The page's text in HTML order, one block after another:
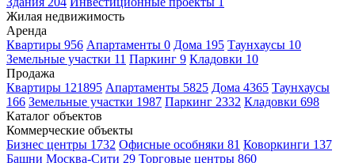
Жилая недвижимость
Аренда
Квартиры 956 Апартаменты 0 Дома 195 Таунхаусы 10
Земельные участки 11 Паркинг 9 Кладовки 10
Продажа
Квартиры 121895 Апартаменты 5825 Дома 4365 Таунхаусы
166 Земельные участки 1987 Паркинг 2332 Кладовки 698
Каталог объектов
Коммерческие объекты
Бизнес центры 1732 Офисные особняки 81 Коворкинги 137
Башни Москва-Сити 29 Торговые центры 860